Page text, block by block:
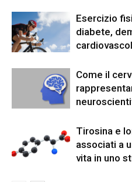
Esercizio
diabete,
Come il
Tirosina e
associati a
vita in uno